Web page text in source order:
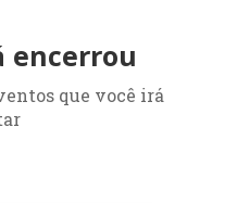
encerrou
que você irá